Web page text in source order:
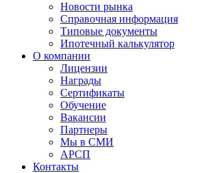
Новости рынка
Справочная информация
Типовые документы
Ипотечный калькулятор
О компании
Лицензии
Награды
Сертификаты
Обучение
Вакансии
Партнеры
Мы в СМИ
АРСП
Контакты